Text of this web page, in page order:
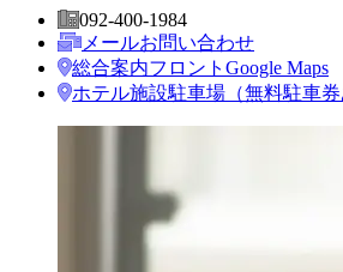
092-400-1984
メールお問い合わせ
総合案内フロント Google Maps
ホテル施設駐車場（無料駐車券